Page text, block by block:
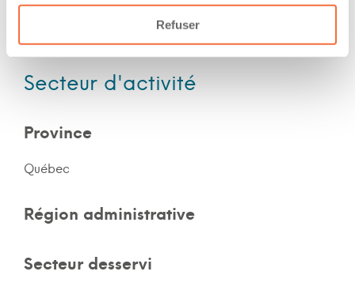
Refuser
Nombre d'années d'expériences 0 an
Secteur d'activité
Province
Québec
Région administrative
Secteur desservi